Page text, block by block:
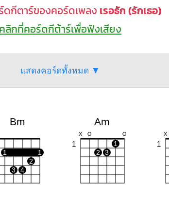
ดกีตาร์ของคอร์ดเพลง เรอธัก (รักเธอ)
คลิกที่คอร์ดกีต้าร์เพื่อฟังเสียง
แสดงคอร์ดทั้งหมด ▼
Bm
1
1
2
3
4
Am
X O O
1
1
2
3
X
1